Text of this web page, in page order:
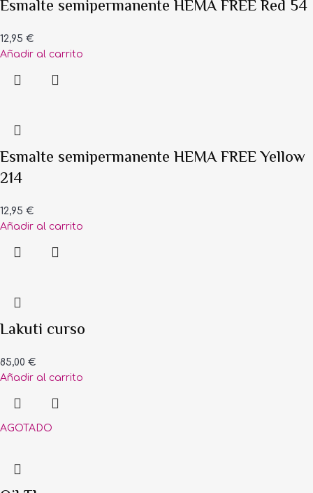
Esmalte semipermanente HEMA FREE Red 54
12,95 €
Añadir al carrito
Esmalte semipermanente HEMA FREE Yellow
214
12,95 €
Añadir al carrito
Lakuti curso
85,00 €
Añadir al carrito
AGOTADO